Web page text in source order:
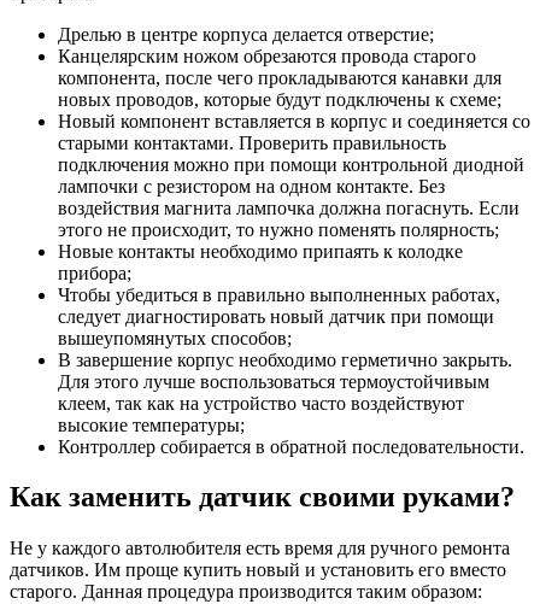
Дрелью в центре корпуса делается отверстие;
Канцелярским ножом обрезаются провода старого
компонента, после чего прокладываются канавки для
новых проводов, которые будут подключены к схеме;
Новый компонент вставляется в корпус и соединяется со
старыми контактами. Проверить правильность
подключения можно при помощи контрольной диодной
лампочки с резистором на одном контакте. Без
воздействия магнита лампочка должна погаснуть. Если
этого не происходит, то нужно поменять полярность;
Новые контакты необходимо припаять к колодке
прибора;
Чтобы убедиться в правильно выполненных работах,
следует диагностировать новый датчик при помощи
вышеупомянутых способов;
В завершение корпус необходимо герметично закрыть.
Для этого лучше воспользоваться термоустойчивым
клеем, так как на устройство часто воздействуют
высокие температуры;
Контроллер собирается в обратной последовательности.
Как заменить датчик своими руками?
Не у каждого автолюбителя есть время для ручного ремонта
датчиков. Им проще купить новый и установить его вместо
старого. Данная процедура производится таким образом: